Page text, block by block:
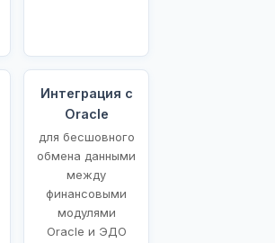
Интеграция с
Oracle
для бесшовного
обмена данными
между
финансовыми
модулями
Oracle и ЭДО